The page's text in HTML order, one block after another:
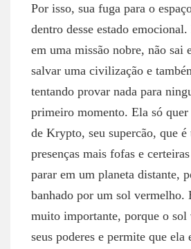
Por isso, sua fuga para o
dentro desse estado
em uma missão nobre, não sai
salvar uma civilização e
tentando provar nada para
primeiro momento. Ela só quer
de Krypto, seu supercão, que é
presenças mais fofas e
parar em um planeta distante,
banhado por um sol vermelho.
muito importante, porque o sol
seus poderes e permite que ela